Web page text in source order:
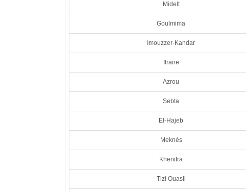
Midelt
Goulmima
Imouzzer-Kandar
Ifrane
Azrou
Sebta
El-Hajeb
Meknès
Khenifra
Tizi Ouasli